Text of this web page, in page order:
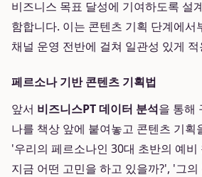
비즈니스 목표 달성에 기여하도록 설
함합니다. 이는 콘텐츠 기획 단계에서
채널 운영 전반에 걸쳐 일관성 있게
페르소나 기반 콘텐츠 기획법
앞서 비즈니스PT 데이터 분석을 통해
나를 책상 앞에 붙여놓고 콘텐츠 기획
'우리의 페르소나인 30대 초반의 예비
지금 어떤 고민을 하고 있을까?', '그